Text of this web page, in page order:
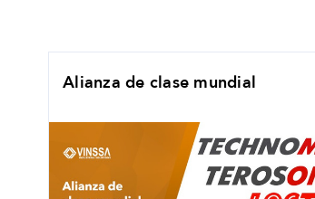
Alianza de clase mundial